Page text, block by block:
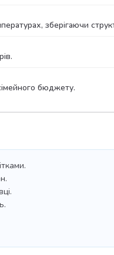
зберігаючи
бюджету.